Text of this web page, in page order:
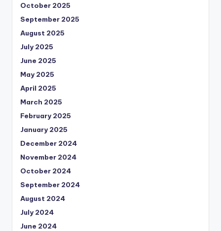
October 2025
September 2025
August 2025
July 2025
June 2025
May 2025
April 2025
March 2025
February 2025
January 2025
December 2024
November 2024
October 2024
September 2024
August 2024
July 2024
June 2024